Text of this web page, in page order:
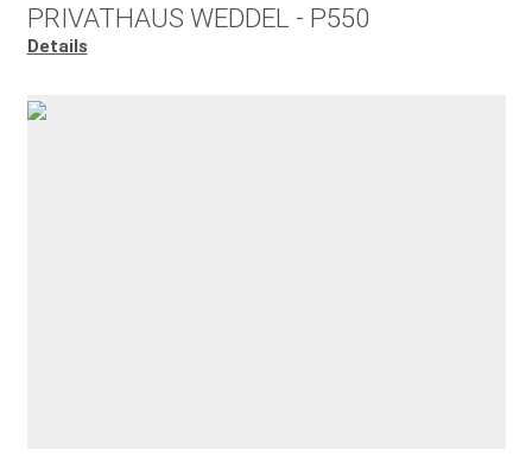
PRIVATHAUS WEDDEL - P550
Details